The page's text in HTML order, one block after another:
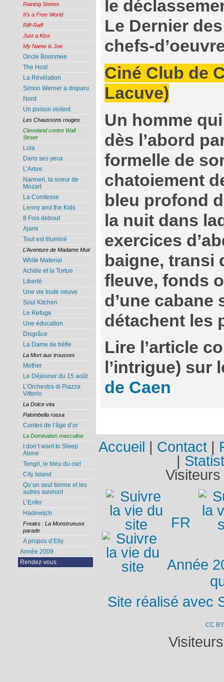
le
Le Dernier
chefs-
Ciné Club de
Lacuve)
Un homme
dès l’abord
formelle de
chatoiement
bleu profond
la nuit dans
exercices
baigne, transi
fleuve, fonds
d’une cabane
détachent les
Lire l’article
l’intrigue) sur
de Caen
Raining Stones
It’s a Free World
Riff-Raff
Just a Kiss
My Name is Joe
Oncle Boonmee
The Host
La Révélation
Simon Werner a disparu
Nord
Un poison violent
Les Chaussons rouges
Cleveland contre Wall
Street
Lola
Dans ses yeux
L’Arbre
Nannerl, la soeur de
Mozart
La Comtesse
Lenny and the Kids
8 Fois debout
Ajami
Tout est illuminé
L’Aventure de Madame Muir
White Material
Achille et la Tortue
Liberté
Une vie toute neuve
Soul Kitchen
Le Refuge
Une éducation
Disgrâce
La Dame de trèfle
La Mort aux trousses
Mother
Le Déjeuner du 15 août
L’Orchestra di Piazza
Vittorio
La Dolce vita
Palombella rossa
Contes de l’âge d’or
La Domination masculine
I don’t want to Sleep
Alone
Tengri, le bleu du ciel
City Island
Qu’un seul tienne et les
autres suivront
L’Enfer
Hadewijch
Freaks : La Monstrueuse
parade
A propos d’Elly
Année 2009
Rendez-vous
Accueil | Contact |
|
FR
Année
Site réalisé avec
CC